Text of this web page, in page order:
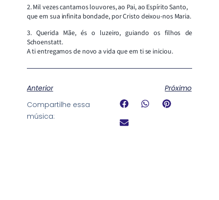
2. Mil vezes cantamos louvores, ao Pai, ao Espírito Santo,
que em sua infinita bondade, por Cristo deixou-nos Maria.
3. Querida Mãe, és o luzeiro, guiando os filhos de
Schoenstatt.
A ti entregamos de novo a vida que em ti se iniciou.
Anterior
Próximo
Compartilhe essa
música: